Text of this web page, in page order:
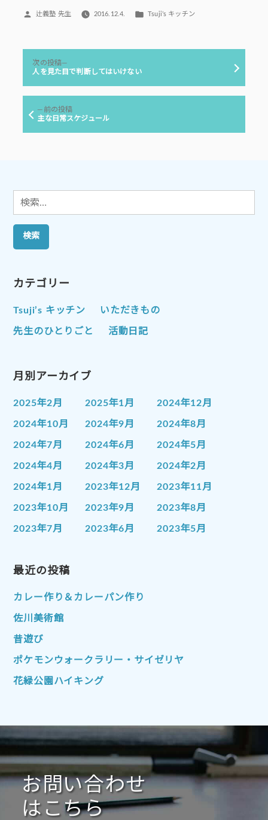
投
辻義塾 先生 2016.12.4.
カ
リ
Tsuji’s キッチン
ナ
ー
前の投稿前
の
主な日常スケジュール
次の投稿
の
人を見た目で判断してはいけない
検
索:
カテゴリー
Tsuji’s キッチン いただきもの
先生のひとりごと 活動日記
月別アーカイブ
2025年2月 2025年1月 2024年12月
2024年10月 2024年9月 2024年8月
2024年7月 2024年6月 2024年5月
2024年4月 2024年3月 2024年2月
2024年1月 2023年12月 2023年11月
2023年10月 2023年9月 2023年8月
2023年7月 2023年6月 2023年5月
2023年1月
2022年10月 2022年9月
2022年7月
2022年4月
2022年1月 2021年12月 2021年11月
2021年10月 2021年9月
2021年1月 2020年12月 2020年11月
2020年10月 2020年9月 2020年8月
2020年7月 2020年6月 2020年5月
2020年4月 2020年3月 2020年2月
最近の投稿
カレー作り＆カレーパン作り
佐川美術館
昔遊び
ポケモンウォークラリー・サイゼリヤ
花緑公園ハイキング
お問い合わせ
はこちら